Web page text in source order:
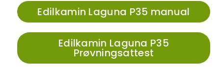
Edilkamin Laguna P35 manual
Edilkamin Laguna P35
Prøvningsattest